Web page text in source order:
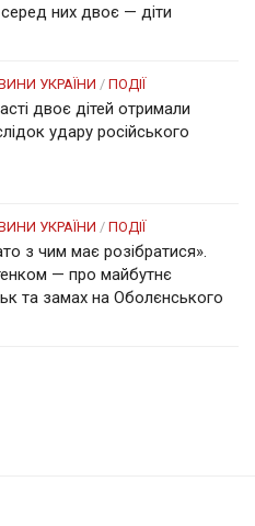
них двоє — діти
УКРАЇНИ / ПОДІЇ
двоє дітей отримали
удару російського
УКРАЇНИ / ПОДІЇ
з чим має розібратися».
— про майбутнє
та замах на Оболєнського